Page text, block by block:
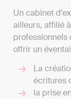
Un cabinet
ailleurs, affilié
professionnels
offrir un
La
écritures
la prise